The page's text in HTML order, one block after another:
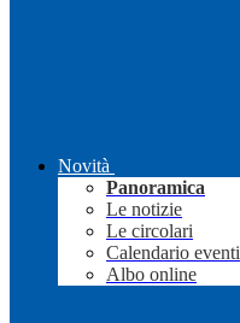
Novità
Panoramica
Le notizie
Le circolari
Calendario eventi
Albo online